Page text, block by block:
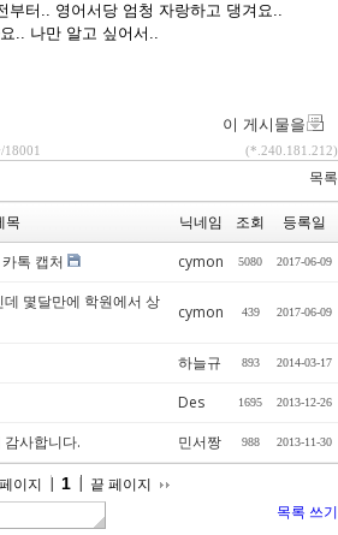
부터.. 영어서당 엄청 자랑하고 댕겨요..
.. 나만 알고 싶어서..
이 게시물을
18001 (*.240.181.212)
목록
목 닉네임 조회 등록일
톡 캡처 cymon 5080 2017-06-09
몇달만에 학원에서 상
cymon 439 2017-06-09
하늘규 893 2014-03-17
Des 1695 2013-12-26
사합니다. 민서짱 988 2013-11-30
이지 1 끝 페이지
목록 쓰기